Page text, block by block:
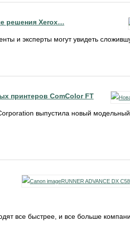
решения Xerox…
и эксперты могут увидеть
принтеров ComColor FT
выпустила новый
все быстрее, и все больше